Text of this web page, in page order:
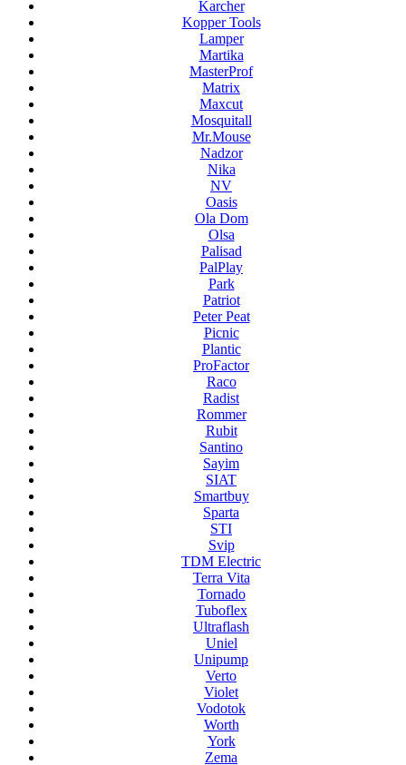
Karcher
Kopper Tools
Lamper
Martika
MasterProf
Matrix
Maxcut
Mosquitall
Mr.Mouse
Nadzor
Nika
NV
Oasis
Ola Dom
Olsa
Palisad
PalPlay
Park
Patriot
Peter Peat
Picnic
Plantic
ProFactor
Raco
Radist
Rommer
Rubit
Santino
Sayim
SIAT
Smartbuy
Sparta
STI
Svip
TDM Electric
Terra Vita
Tornado
Tuboflex
Ultraflash
Uniel
Unipump
Verto
Violet
Vodotok
Worth
York
Zema